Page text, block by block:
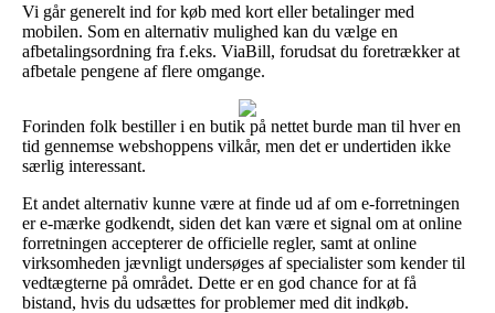
Vi går generelt ind for køb med kort eller betalinger med
mobilen. Som en alternativ mulighed kan du vælge en
afbetalingsordning fra f.eks. ViaBill, forudsat du foretrækker at
afbetale pengene af flere omgange.
Forinden folk bestiller i en butik på nettet burde man til hver en
tid gennemse webshoppens vilkår, men det er undertiden ikke
særlig interessant.
Et andet alternativ kunne være at finde ud af om e-forretningen
er e-mærke godkendt, siden det kan være et signal om at online
forretningen accepterer de officielle regler, samt at online
virksomheden jævnligt undersøges af specialister som kender til
vedtægterne på området. Dette er en god chance for at få
bistand, hvis du udsættes for problemer med dit indkøb.